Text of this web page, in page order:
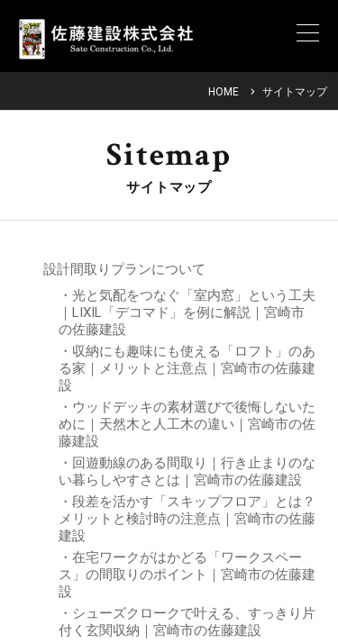
HOME サイトマップ
Sitemap
サイトマップ
設計間取りプランについて
光と気配をつなぐ「室内窓」という工夫
｜LIXIL「デコマド」を例に解説｜宮崎市
の佐藤建設
収納にも趣味にも使える「ロフト」のあ
る家｜メリットと注意点｜宮崎市の佐藤建
設
ウッドデッキの素材選びで後悔しないた
めに｜天然木と人工木の違い｜宮崎市の佐
藤建設
回遊動線のある間取り｜行き止まりのな
い暮らしやすさとは｜宮崎市の佐藤建設
段差を活かす「スキップフロア」とは？
メリットと検討時の注意点｜宮崎市の佐藤
建設
在宅ワークがはかどる「ワークスペー
ス」の間取りのポイント｜宮崎市の佐藤建
設
シューズクロークで叶える、すっきり片
付く玄関収納｜宮崎市の佐藤建設